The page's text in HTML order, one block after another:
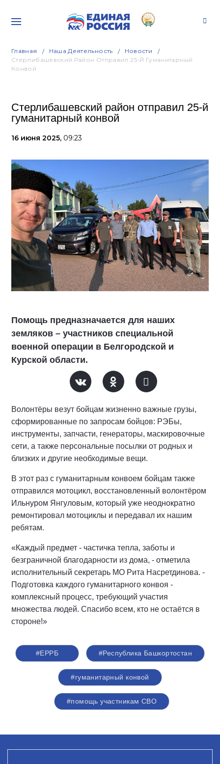
Главная Наша Деятельность
Новости
Стерлибашевский Район Отправил 25-Й Гуманитарный
Конвой
Стерлибашевский район отправил 25-й
гуманитарный конвой
16 июня 2025, 09:23
Помощь предназначается для наших
земляков – участников специальной
военной операции в Белгородской и
Курской области.
Волонтёры везут бойцам жизненно важные грузы,
сформированные по запросам бойцов: РЭБы,
инструменты, запчасти, генераторы, маскировочные
сети, а также персональные посылки от родных и
близких и другие необходимые вещи.
В этот раз с гуманитарным конвоем бойцам также
отправился мотоцикл, восстановленный волонтёром
Ильнуром Янгуловым, который уже неоднократно
ремонтировал мотоциклы и передавал их нашим
ребятам.
«Каждый предмет - частичка тепла, заботы и
безграничной благодарности из дома, - отметила
исполнительный секретарь МО Рита Насретдинова. -
Подготовка каждого гуманитарного конвоя -
комплексный процесс, требующий участия
множества людей. Спасибо всем, кто не остаётся в
стороне!»
#ЕРРБ #Республика Башкортостан
#гуманитарный конвой
#помощь участникам СВО